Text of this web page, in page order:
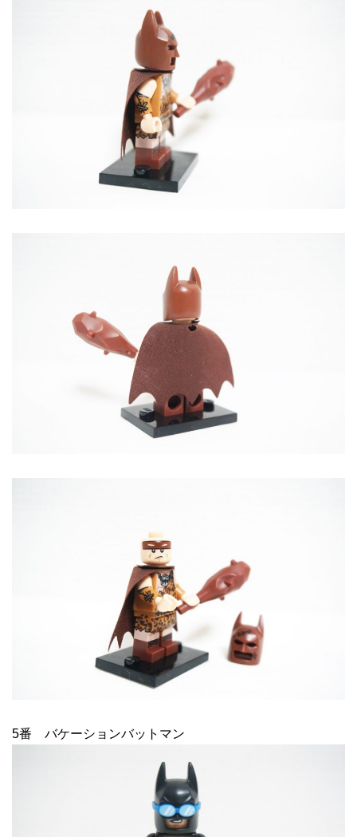
5番 バケーションバットマン